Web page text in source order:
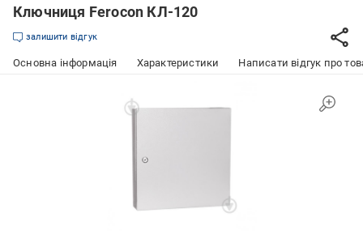
Ключниця Ferocon КЛ-120
залишити відгук
Основна інформація Характеристики Написати відгук про